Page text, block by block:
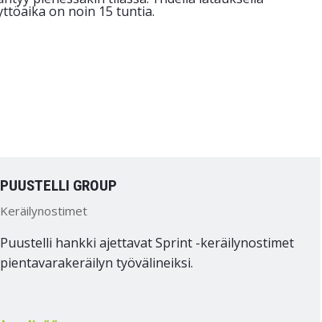
PUUSTELLI GROUP
Keräilynostimet
Puustelli hankki ajettavat Sprint -keräilynostimet
pientavarakeräilyn työvälineiksi.